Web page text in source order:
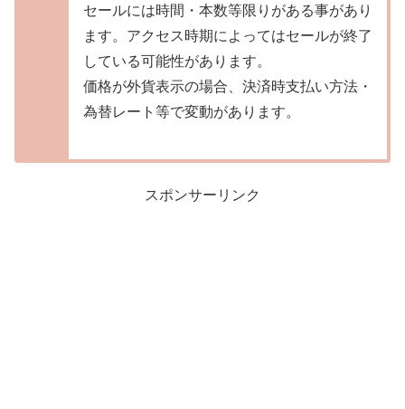
セールには時間・本数等限りがある事があり
ます。アクセス時期によってはセールが終了
している可能性があります。
価格が外貨表示の場合、決済時支払い方法・
為替レート等で変動があります。
スポンサーリンク